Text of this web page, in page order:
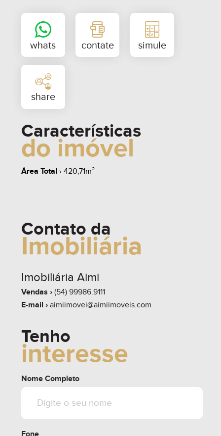
share
Características
do imóvel
Área Total › 420,71m²
Contato da
Imobiliária
Imobiliária Aimi
Vendas › (54) 99986.9111
E-mail › aimiimovei@aimiimoveis.com
Tenho
interesse
Nome Completo